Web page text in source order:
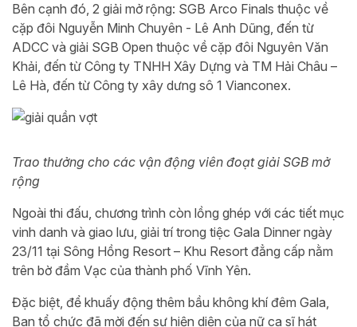
Bên cạnh đó, 2 giải mở rộng: SGB Arco Finals thuộc về
cặp đôi Nguyễn Minh Chuyên - Lê Anh Dũng, đến từ
ADCC và giải SGB Open thuộc về cặp đôi Nguyên Văn
Khải, đến từ Công ty TNHH Xây Dựng và TM Hải Châu –
Lê Hà, đến từ Công ty xây dưng sô 1 Vianconex.
Trao thưởng cho các vận động viên đoạt giải SGB mở
rộng
Ngoài thi đấu, chương trình còn lồng ghép với các tiết mục
vinh danh và giao lưu, giải trí trong tiệc Gala Dinner ngày
23/11 tại Sông Hồng Resort – Khu Resort đẳng cấp nằm
trên bờ đầm Vạc của thành phố Vĩnh Yên.
Đặc biệt, để khuấy động thêm bầu không khí đêm Gala,
Ban tổ chức đã mời đến sự hiện diện của nữ ca sĩ hát